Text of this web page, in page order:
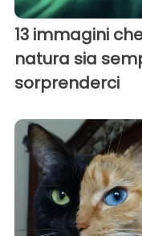
13 immagini
natura sia
sorprenderci